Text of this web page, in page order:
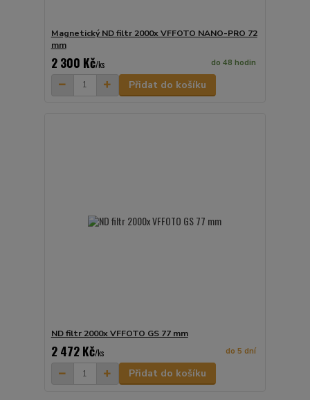
Magnetický ND filtr 2000x VFFOTO NANO-PRO 72
mm
2 300 Kč/ks do 48 hodin
Přidat do košíku
ND filtr 2000x VFFOTO GS 77 mm
2 472 Kč/ks do 5 dní
Přidat do košíku